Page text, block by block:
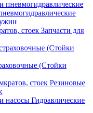
Запчасти для
(Стойки
Резиновые
Гидравлические